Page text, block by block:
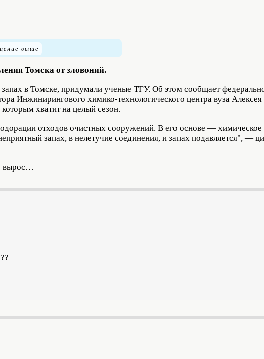
Томска от зловоний.
в Томске, придумали ученые ТГУ. Об этом сообщает
Инжинирингового химико-технологического центра вуза Алексея
хватит на целый сезон.
отходов очистных сооружений. В его основе — химическое
запах, в нелетучие соединения, и запах подавляется", —
вырос…